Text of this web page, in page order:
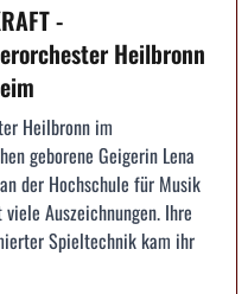
-
Heilbronn
Heilbronn im
geborene Geigerin Lena
der Hochschule für Musik
Auszeichnungen. Ihre
Spieltechnik kam ihr